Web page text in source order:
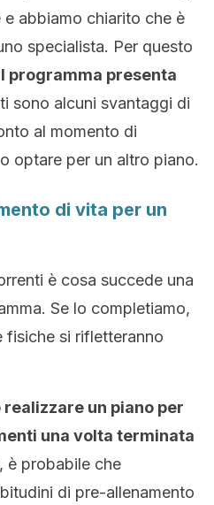
abbiamo chiarito che è
specialista. Per questo
programma presenta
sono alcuni svantaggi di
al momento di
optare per un altro piano.
di vita per un
è cosa succede una
Se lo completiamo,
fisiche si rifletteranno
un piano per
una volta terminata
è probabile che
di pre-allenamento